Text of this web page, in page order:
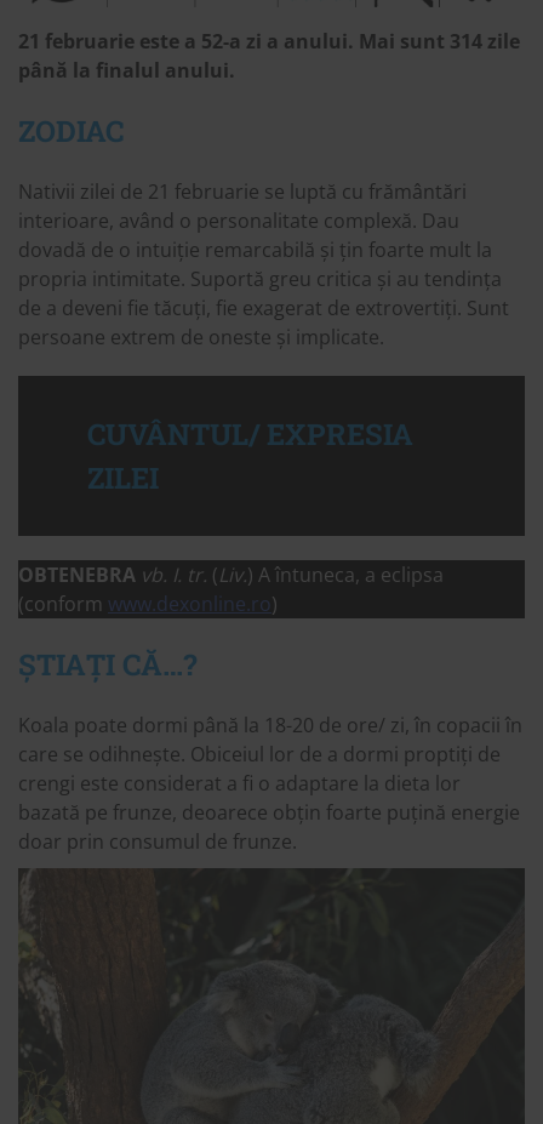
21 februarie este a 52-a zi a anului. Mai sunt 314 zile
până la finalul anului.
ZODIAC
Nativii zilei de 21 februarie se luptă cu frământări
interioare, având o personalitate complexă. Dau
dovadă de o intuiție remarcabilă și țin foarte mult la
propria intimitate. Suportă greu critica și au tendința
de a deveni fie tăcuți, fie exagerat de extrovertiți. Sunt
persoane extrem de oneste și implicate.
CUVÂNTUL/ EXPRESIA
ZILEI
OBTENEBRA vb. I. tr. (Liv.) A întuneca, a eclipsa
(conform www.dexonline.ro)
ȘTIAȚI CĂ…?
Koala poate dormi până la 18-20 de ore/ zi, în copacii în
care se odihnește. Obiceiul lor de a dormi proptiți de
crengi este considerat a fi o adaptare la dieta lor
bazată pe frunze, deoarece obțin foarte puțină energie
doar prin consumul de frunze.